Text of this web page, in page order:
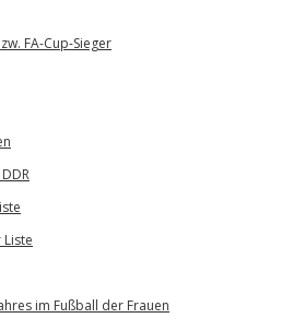
FA-Cup-Sieger
Liste
im Fußball der Frauen